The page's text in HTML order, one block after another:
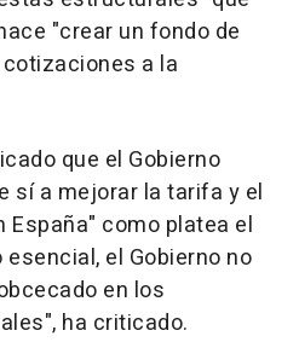
"crear un fondo de
a la
que el Gobierno
sí a mejorar la tarifa y el
España" como platea el
esencial, el Gobierno no
en los
ha criticado.